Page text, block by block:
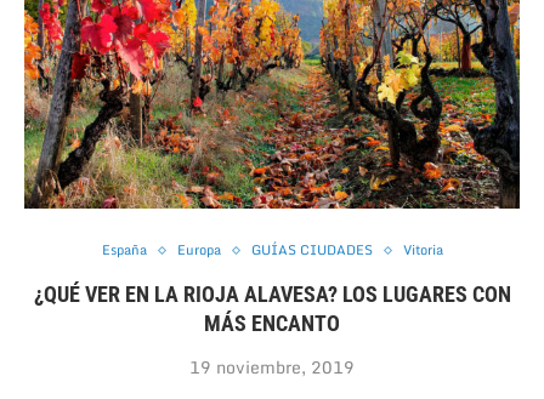
España Europa GUÍAS CIUDADES Vitoria
¿QUÉ VER EN LA RIOJA ALAVESA? LOS LUGARES CON
MÁS ENCANTO
19 noviembre, 2019